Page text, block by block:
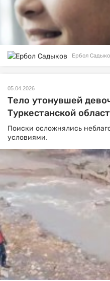
Ербол
05.04.2026
Тело утонувшей
Туркестанской
Поиски осложнялись
условиями.